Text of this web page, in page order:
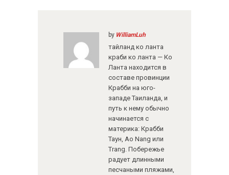
by WilliamLuh
тайланд ко ланта
краби ко ланта — Ко
Ланта находится в
составе провинции
Крабби на юго-
западе Таиланда, и
путь к нему обычно
начинается с
материка: Крабби
Таун, Ao Nang или
Trang. Побережье
радует длинными
песчаными пляжами,